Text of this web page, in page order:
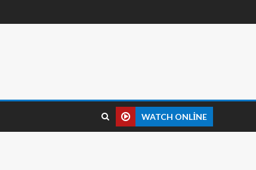
WATCH ONLINE